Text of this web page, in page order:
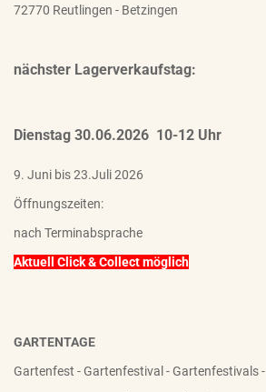
72770 Reutlingen - Betzingen
nächster Lagerverkaufstag:
Dienstag 30.06.2026 10-12 Uhr
9. Juni bis 23.Juli 2026
Öffnungszeiten:
nach Terminabsprache
Aktuell Click & Collect möglich
GARTENTAGE
Gartenfest - Gartenfestival - Gartenfestivals -